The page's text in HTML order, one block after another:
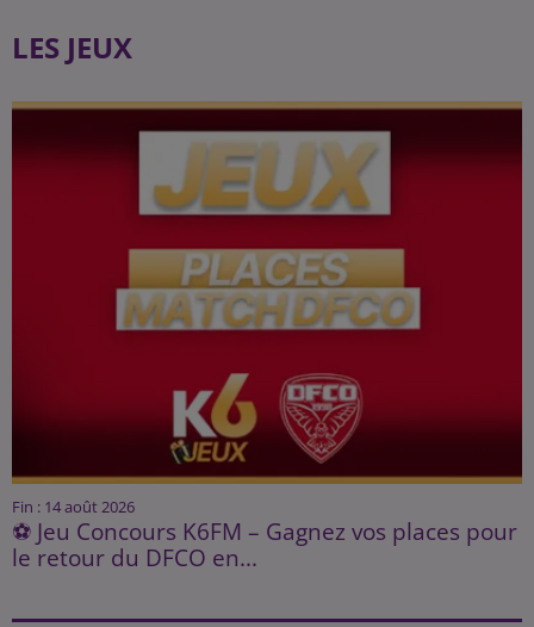
LES JEUX
Fin : 14 août 2026
⚽ Jeu Concours K6FM – Gagnez vos places pour
le retour du DFCO en...